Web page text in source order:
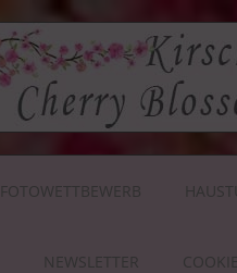
FOTOWETTBEWERB
NEWSLETTER